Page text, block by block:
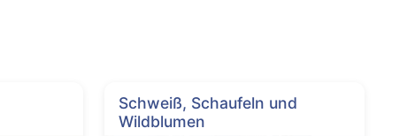
Schweiß, Schaufeln und
Wildblumen